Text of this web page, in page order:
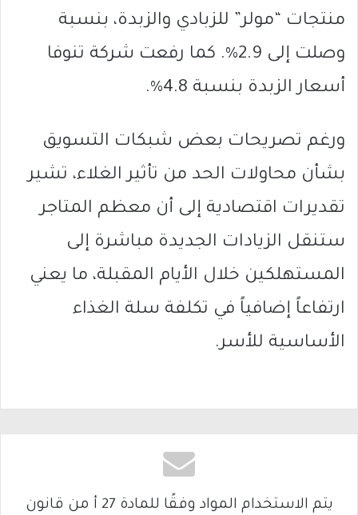
منتجات “مولر” للزبادي والزبدة، بنسبة
وصلت إلى 2.9%. كما رفعت شركة تنوفا
أسعار الزبدة بنسبة 4.8%.
ورغم تصريحات بعض شبكات التسويق
بشأن محاولات الحد من تأثير الغلاء، تشير
تقديرات اقتصادية إلى أن معظم المتاجر
ستنقل الزيادات الجديدة مباشرة إلى
المستهلكين خلال الأيام المقبلة، ما يعني
ارتفاعاً إضافياً في تكلفة سلة الغذاء
الأساسية للأسر.
يتم الاستخدام المواد وفقًا للمادة 27 أ من قانون